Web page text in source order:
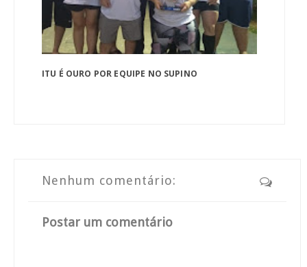
ITU É OURO POR EQUIPE NO SUPINO
Nenhum comentário:
Postar um comentário